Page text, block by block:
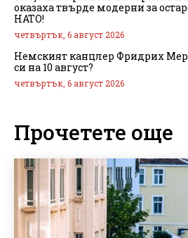
оказаха твърде модерни за
НАТО!
четвъртък, 6 август 2026
Немският канцлер Фридрих
си на 10 август?
четвъртък, 6 август 2026
Прочетете още